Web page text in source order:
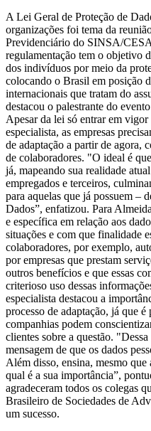
A Lei Geral de Proteção de
organizações foi tema da
Previdenciário do SINSA/
regulamentação tem o objetivo
dos indivíduos por meio da
colocando o Brasil em posição
internacionais que tratam do
destacou o palestrante do
Apesar da lei só entrar em
especialista, as empresas
de adaptação a partir de agora,
de colaboradores. "O ideal é
já, mapeando sua realidade
empregados e terceiros,
para aquelas que já possuem –
Dados”, enfatizou. Para
e específica em relação aos
situações e com que finalidade
colaboradores, por exemplo,
por empresas que prestam
outros benefícios e que essas
criterioso uso dessas
especialista destacou a
processo de adaptação, já que
companhias podem
clientes sobre a questão.
mensagem de que os dados
Além disso, ensina, mesmo
qual é a sua importância”,
agradeceram todos os colegas
Brasileiro de Sociedades de
um sucesso.